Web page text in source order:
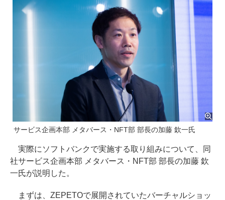
サービス企画本部 メタバース・NFT部 部長の加藤 欽一氏
実際にソフトバンクで実施する取り組みについて、同
社サービス企画本部 メタバース・NFT部 部長の加藤 欽
一氏が説明した。
まずは、ZEPETOで展開されていたバーチャルショッ